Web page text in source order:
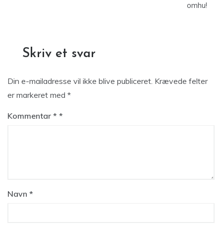
omhu!
Skriv et svar
Din e-mailadresse vil ikke blive publiceret. Krævede felter
er markeret med *
Kommentar *
Navn *